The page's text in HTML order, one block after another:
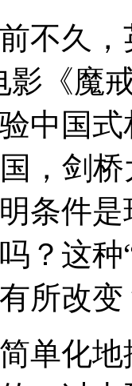
前不久，
影《魔
中国
，剑
条件
？这
所改变
单化